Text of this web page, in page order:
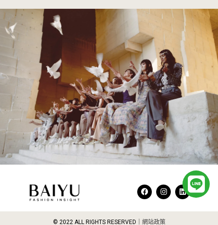
L
i
n
F
a
c
I
n
s
L
i
n
© 2022 ALL RIGHTS RESERVED​｜ 網站政策